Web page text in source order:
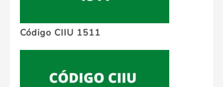
Código CIIU 1511